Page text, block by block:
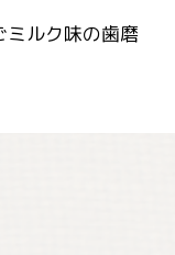
ミルク味の歯磨